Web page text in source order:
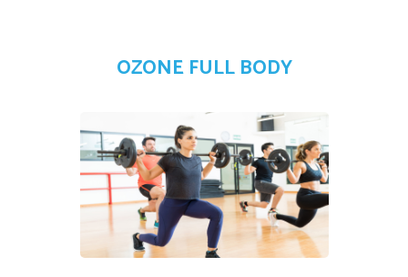
OZONE FULL BODY